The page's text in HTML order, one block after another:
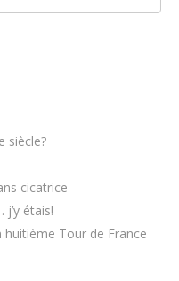
siècle?
cicatrice
étais!
Tour de France